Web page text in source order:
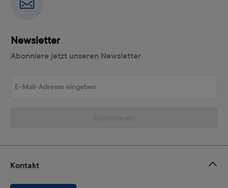
Newsletter
Abonniere jetzt unseren Newsletter
Kontakt